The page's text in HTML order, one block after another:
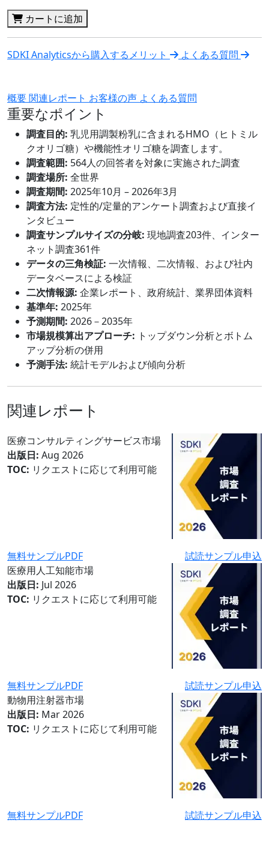
カートに追加
SDKI Analyticsから購入するメリット よくある質問
概要関連レポート お客様の声 よくある質問
重要なポイント
調査目的: 乳児用調製粉乳に含まれるHMO（ヒトミル
クオリゴ糖）や機能性オリゴ糖を調査します。
調査範囲: 564人の回答者を対象に実施された調査
調査場所: 全世界
調査期間: 2025年10月 – 2026年3月
調査方法: 定性的/定量的アンケート調査および直接イ
ンタビュー
調査サンプルサイズの分岐: 現地調査203件、インター
ネット調査361件
データの三角検証: 一次情報、二次情報、および社内
データベースによる検証
二次情報源: 企業レポート、政府統計、業界団体資料
基準年: 2025年
予測期間: 2026－2035年
市場規模算出アプローチ: トップダウン分析とボトム
アップ分析の併用
予測手法: 統計モデルおよび傾向分析
関連レポート
医療コンサルティングサービス市場
出版日: Aug 2026
TOC: リクエストに応じて利用可能
無料サンプルPDF
試読サンプル申込
医療用人工知能市場
出版日: Jul 2026
TOC: リクエストに応じて利用可能
無料サンプルPDF
試読サンプル申込
動物用注射器市場
出版日: Mar 2026
TOC: リクエストに応じて利用可能
無料サンプルPDF 試読サンプル申込